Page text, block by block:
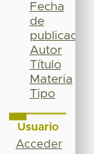
Fecha
de
publicación
Autor
Título
Materia
Tipo
Usuario
Acceder